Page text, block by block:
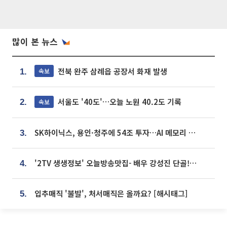
많이 본 뉴스
1. 속보 전북 완주 삼례읍 공장서 화재 발생
2. 속보 서울도 '40도'…오늘 노원 40.2도 기록
3. SK하이닉스, 용인·청주에 54조 투자…AI 메모리 생산기지 키운다
4. '2TV 생생정보' 오늘방송맛집- 배우 강성진 단골! 쌀국수ㆍ푸팟퐁 커리 맛집 '블○○○'
5. 입추매직 '불발', 처서매직은 올까요? [해시태그]